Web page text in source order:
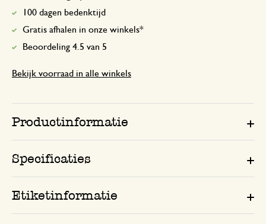
100 dagen bedenktijd
Gratis afhalen in onze winkels*
Beoordeling 4.5 van 5
Bekijk voorraad in alle winkels
Productinformatie
Specificaties
Etiketinformatie